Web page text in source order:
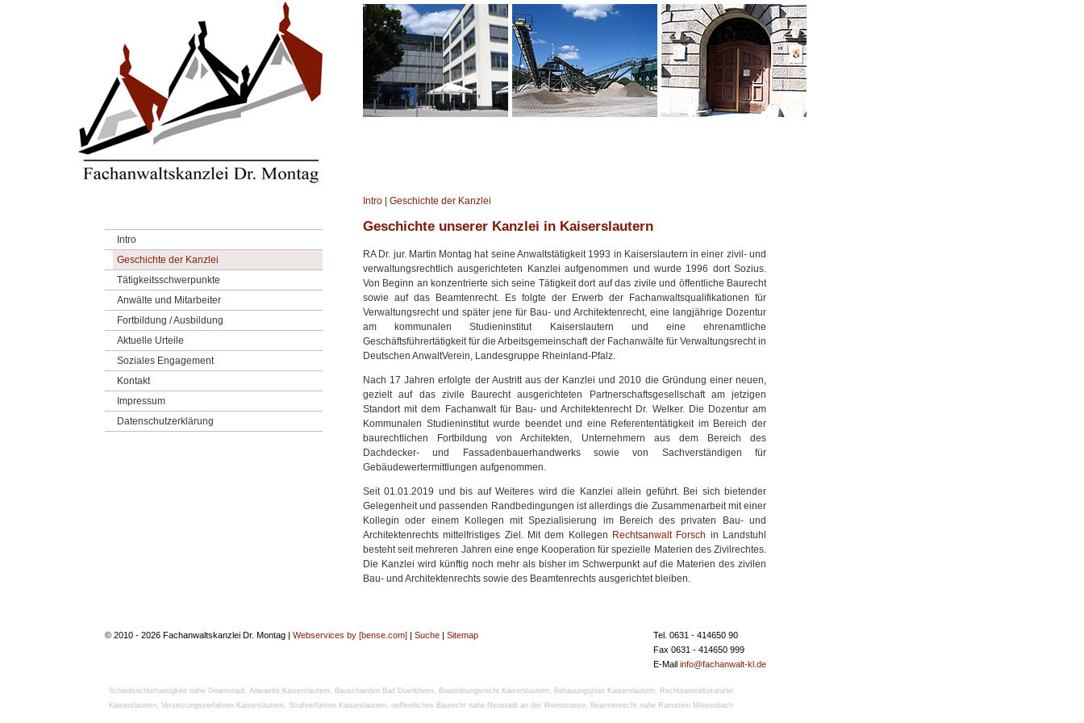
Intro
Geschichte der Kanzlei
Tätigkeitsschwerpunkte
Anwälte und Mitarbeiter
Fortbildung / Ausbildung
Aktuelle Urteile
Soziales Engagement
Kontakt
Impressum
Datenschutzerklärung
Intro Geschichte der Kanzlei
Geschichte unserer Kanzlei in Kaiserslautern
RA Dr. jur. Martin Montag hat seine Anwaltstätigkeit 1993 in Kaiserslautern in einer zivil- und
verwaltungsrechtlich ausgerichteten Kanzlei aufgenommen und wurde 1996 dort Sozius.
Von Beginn an konzentrierte sich seine Tätigkeit dort auf das zivile und öffentliche Baurecht
sowie auf das Beamtenrecht. Es folgte der Erwerb der Fachanwaltsqualifikationen für
Verwaltungsrecht und später jene für Bau- und Architektenrecht, eine langjährige Dozentur
am kommunalen Studieninstitut Kaiserslautern und eine ehrenamtliche
Geschäftsführertätigkeit für die Arbeitsgemeinschaft der Fachanwälte für Verwaltungsrecht in
Deutschen AnwaltVerein, Landesgruppe Rheinland-Pfalz.
Nach 17 Jahren erfolgte der Austritt aus der Kanzlei und 2010 die Gründung einer neuen,
gezielt auf das zivile Baurecht ausgerichteten Partnerschaftsgesellschaft am jetzigen
Standort mit dem Fachanwalt für Bau- und Architektenrecht Dr. Welker. Die Dozentur am
Kommunalen Studieninstitut wurde beendet und eine Referententätigkeit im Bereich der
baurechtlichen Fortbildung von Architekten, Unternehmern aus dem Bereich des
Dachdecker- und Fassadenbauerhandwerks sowie von Sachverständigen für
Gebäudewertermittlungen aufgenommen.
Seit 01.01.2019 und bis auf Weiteres wird die Kanzlei allein geführt. Bei sich bietender
Gelegenheit und passenden Randbedingungen ist allerdings die Zusammenarbeit mit einer
Kollegin oder einem Kollegen mit Spezialisierung im Bereich des privaten Bau- und
Architektenrechts mittelfristiges Ziel. Mit dem Kollegen Rechtsanwalt Forsch in Landstuhl
besteht seit mehreren Jahren eine enge Kooperation für spezielle Materien des Zivilrechtes.
Die Kanzlei wird künftig noch mehr als bisher im Schwerpunkt auf die Materien des zivilen
Bau- und Architektenrechts sowie des Beamtenrechts ausgerichtet bleiben.
Tel. 0631 - 414650 90
Fax 0631 - 414650 999
E-Mail info@fachanwalt-kl.de
© 2010 - 2026 Fachanwaltskanzlei Dr. Montag | Webservices by [bense.com] | Suche | Sitemap
Schiedsrichtertaetigkeit nahe Gruenstadt , Anwaelte Kaiserslautern, Bauschaeden Bad Duerkheim , Bauordnungsrecht Kaiserslautern, Bebauungsplan Kaiserslautern, Rechtsanwaltskanzlei
Kaiserslautern, Versetzungsverfahren Kaiserslautern, Strafverfahren Kaiserslautern, oeffentliches Baurecht nahe Neustadt an der Weinstrasse, Beamtenrecht nahe Ramstein Miesenbach